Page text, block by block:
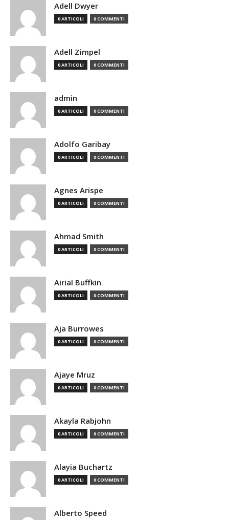
Adell Dwyer
0 ARTICOLI 0 COMMENTI
Adell Zimpel
0 ARTICOLI 0 COMMENTI
admin
0 ARTICOLI 0 COMMENTI
Adolfo Garibay
0 ARTICOLI 0 COMMENTI
Agnes Arispe
0 ARTICOLI 0 COMMENTI
Ahmad Smith
0 ARTICOLI 0 COMMENTI
Airial Buffkin
0 ARTICOLI 0 COMMENTI
Aja Burrowes
0 ARTICOLI 0 COMMENTI
Ajaye Mruz
0 ARTICOLI 0 COMMENTI
Akayla Rabjohn
0 ARTICOLI 0 COMMENTI
Alayia Buchartz
0 ARTICOLI 0 COMMENTI
Alberto Speed